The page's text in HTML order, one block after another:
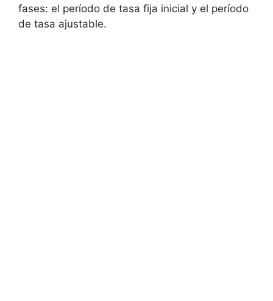
fases: el período de tasa fija inicial y el período
de tasa ajustable.